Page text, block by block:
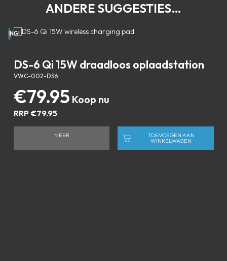
ANDERE SUGGESTIES…
DS-6 Qi 15W draadloos oplaadstation
VWC-002-DS6
€79.95
RRP €79.95
MEER TOEVOEGEN AAN
WINKELWAGEN